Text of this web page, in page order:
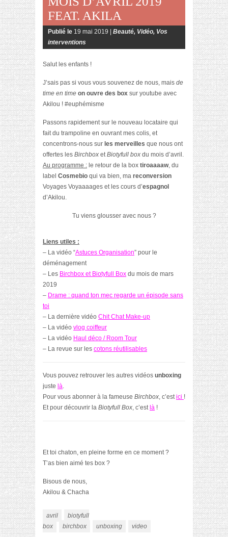
FEAT. AKILA
Publié le 19 mai 2019 | Beauté, Vidéo, Vos
interventions
Salut les enfants !
J’sais pas si vous vous souvenez de nous, mais de
time en time on ouvre des box sur youtube avec
Akilou ! #euphémisme
Passons rapidement sur le nouveau locataire qui
fait du trampoline en ouvrant mes colis, et
concentrons-nous sur les merveilles que nous ont
offertes les Birchbox etBiotyfull box du mois d’avril.
Au programme : le retour de la box tiroaaaaw, du
label Cosmebio qui va bien, ma reconversion
Voyages Voyaaaages et les cours d’espagnol
d’Akilou.
Tu viens glousser avec nous ?
Liens utiles :
– La vidéo “Astuces Organisation” pour le
déménagement
– Les Birchbox et Biotyfull Box du mois de mars
2019
– Drame : quand ton mec regarde un épisode sans
toi
– La dernière vidéo Chit Chat Make-up
– La vidéo vlog coiffeur
– La vidéo Haul déco / Room Tour
– La revue sur les cotons réutilisables
Vous pouvez retrouver les autres vidéos unboxing
juste là.
Pour vous abonner à la fameuse Birchbox, c’estici !
Et pour découvrir la Biotyfull Box, c’est là !
Et toi chaton, en pleine forme en ce moment ?
T’as bien aimé tes box ?
Bisous de nous,
Akilou & Chacha
avril
biotyfull
box
birchbox unboxing video